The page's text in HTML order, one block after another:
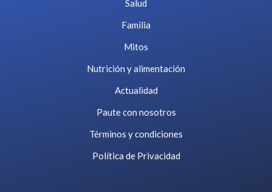
Salud
Familia
Mitos
Nutrición y alimentación
Actualidad
Paute con nosotros
Términos y condiciones
Política de Privacidad